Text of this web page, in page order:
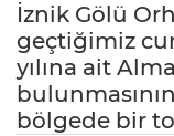
İznik Gölü
geçtiğimiz
yılına ait
bölgede bir